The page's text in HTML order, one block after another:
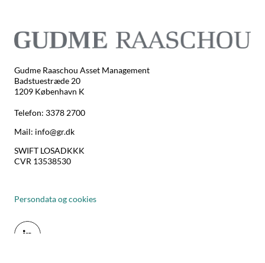
Gudme Raaschou Asset Management
Badstuestræde 20
1209 København K
Telefon: 3378 2700
Mail: info@gr.dk
SWIFT LOSADKKK
CVR 13538530
Persondata og cookies